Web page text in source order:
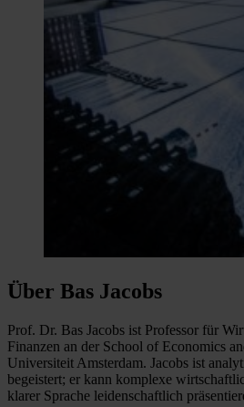
Über Bas Jacobs
Prof. Dr. Bas Jacobs ist Professor für
Finanzen an der School of Economics
Universiteit Amsterdam. Jacobs ist
begeistert; er kann komplexe
klarer Sprache leidenschaftlich